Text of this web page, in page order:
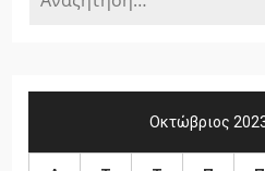
Οκτώβριος